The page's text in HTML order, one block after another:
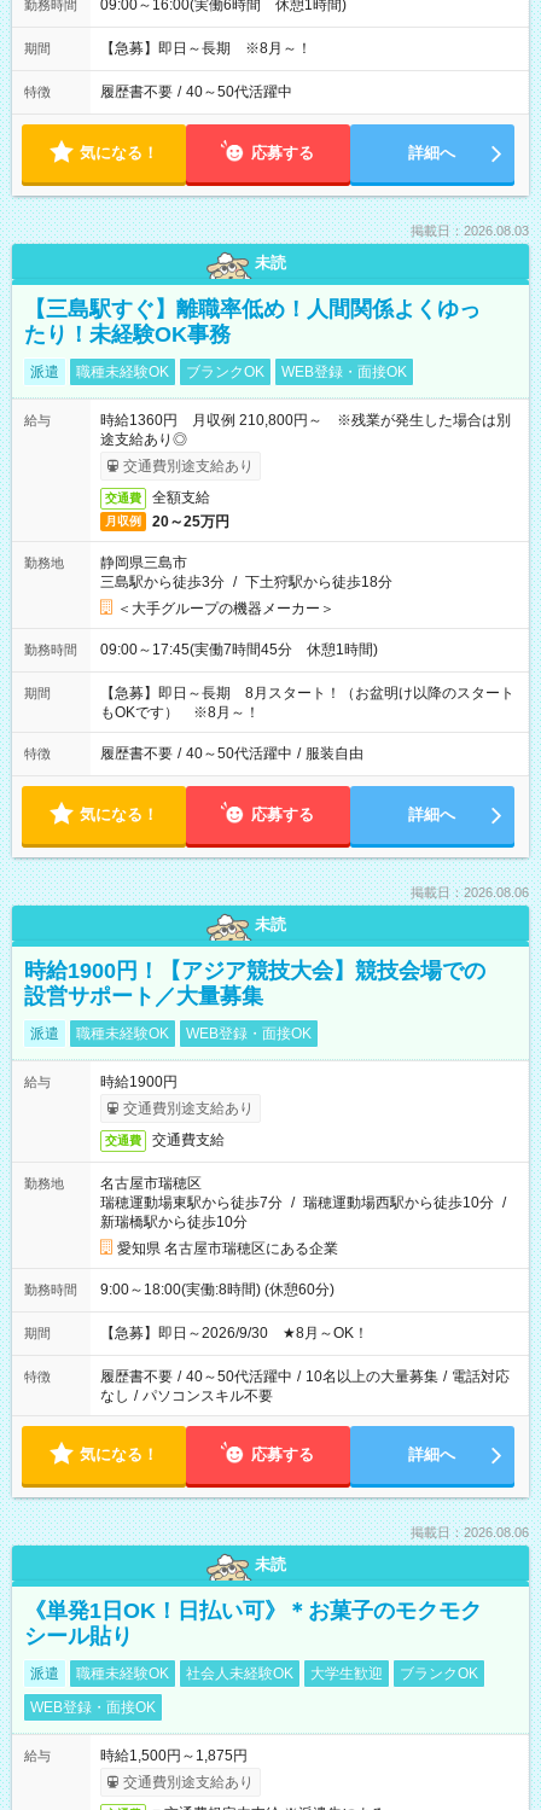
勤務時間 09:00～16:00(実働6時間 休憩1時間)
期間 【急募】即日～長期 ※8月～！
特徴 履歴書不要 / 40～50代活躍中
気になる！ 応募する 詳細へ
掲載日：2026.08.03
未読
【三島駅すぐ】離職率低め！人間関係よくゆっ
たり！未経験OK事務
派遣 職種未経験OK ブランクOK WEB登録・面接OK
給与
時給1360円 月収例 210,800円～ ※残業が発生した場合は別
途支給あり◎
交通費別途支給あり
交通費 全額支給
月収例 20～25万円
勤務地
静岡県三島市
三島駅から徒歩3分 / 下土狩駅から徒歩18分
＜大手グループの機器メーカー＞
勤務時間 09:00～17:45(実働7時間45分 休憩1時間)
期間
【急募】即日～長期 8月スタート！（お盆明け以降のスタート
もOKです） ※8月～！
特徴 履歴書不要 / 40～50代活躍中 / 服装自由
気になる！ 応募する 詳細へ
掲載日：2026.08.06
未読
時給1900円！【アジア競技大会】競技会場での
設営サポート／大量募集
派遣 職種未経験OK WEB登録・面接OK
給与
時給1900円
交通費別途支給あり
交通費 交通費支給
勤務地
名古屋市瑞穂区
瑞穂運動場東駅から徒歩7分 / 瑞穂運動場西駅から徒歩10分 /
新瑞橋駅から徒歩10分
愛知県 名古屋市瑞穂区にある企業
勤務時間 9:00～18:00(実働:8時間) (休憩60分)
期間 【急募】即日～2026/9/30 ★8月～OK！
特徴 履歴書不要 / 40～50代活躍中 / 10名以上の大量募集 / 電話対応
なし / パソコンスキル不要
気になる！ 応募する 詳細へ
掲載日：2026.08.06
未読
《単発1日OK！日払い可》＊お菓子のモクモク
シール貼り
派遣 職種未経験OK 社会人未経験OK 大学生歓迎
ブランクOK
WEB登録・面接OK
給与
時給1,500円～1,875円
交通費別途支給あり